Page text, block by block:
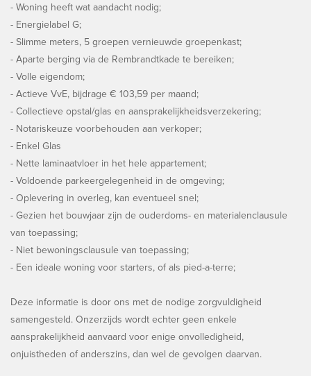
- Woning heeft wat aandacht nodig;
- Energielabel G;
- Slimme meters, 5 groepen vernieuwde groepenkast;
- Aparte berging via de Rembrandtkade te bereiken;
- Volle eigendom;
- Actieve VvE, bijdrage € 103,59 per maand;
- Collectieve opstal/glas en aansprakelijkheidsverzekering;
- Notariskeuze voorbehouden aan verkoper;
- Enkel Glas
- Nette laminaatvloer in het hele appartement;
- Voldoende parkeergelegenheid in de omgeving;
- Oplevering in overleg, kan eventueel snel;
- Gezien het bouwjaar zijn de ouderdoms- en materialenclausule
van toepassing;
- Niet bewoningsclausule van toepassing;
- Een ideale woning voor starters, of als pied-a-terre;
Deze informatie is door ons met de nodige zorgvuldigheid
samengesteld. Onzerzijds wordt echter geen enkele
aansprakelijkheid aanvaard voor enige onvolledigheid,
onjuistheden of anderszins, dan wel de gevolgen daarvan.